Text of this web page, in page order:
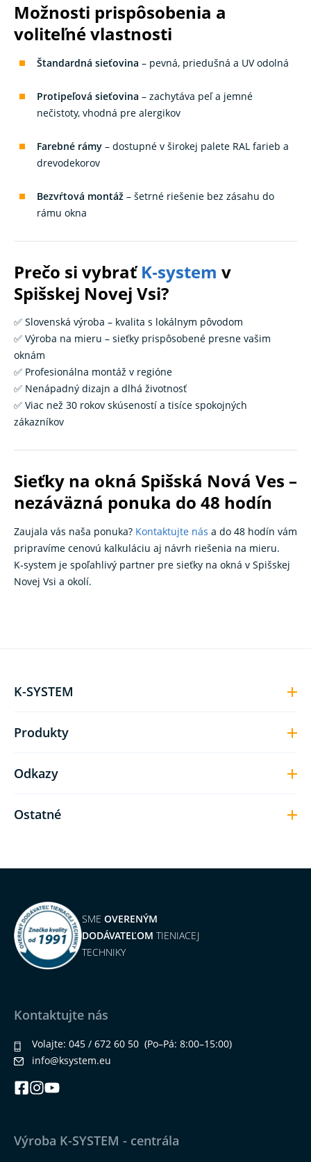
Možnosti prispôsobenia a
voliteľné vlastnosti
Štandardná sieťovina – pevná, priedušná a UV odolná
Protipeľová sieťovina – zachytáva peľ a jemné
nečistoty, vhodná pre alergikov
Farebné rámy – dostupné v širokej palete RAL farieb a
drevodekorov
Bezvŕtová montáž – šetrné riešenie bez zásahu do
rámu okna
Prečo si vybraťK‑system v
Spišskej Novej Vsi?
✅ Slovenská výroba – kvalita s lokálnym pôvodom
✅ Výroba na mieru – sieťky prispôsobené presne vašim
oknám
✅ Profesionálna montáž v regióne
✅ Nenápadný dizajn a dlhá životnosť
✅ Viac než 30 rokov skúseností a tisíce spokojných
zákazníkov
Sieťky na okná Spišská Nová Ves –
nezáväzná ponuka do 48 hodín
Zaujala vás naša ponuka? Kontaktujte nás a do 48 hodín vám
pripravíme cenovú kalkuláciu aj návrh riešenia na mieru.
K‑system je spoľahlivý partner pre sieťky na okná v Spišskej
Novej Vsi a okolí.
K-SYSTEM
Produkty
Odkazy
Ostatné
SME OVERENÝM
DODÁVATEĽOM TIENIACEJ
TECHNIKY
Kontaktujte nás
Volajte: 045 / 672 60 50 (Po–Pá: 8:00–15:00)
info@ksystem.eu
Výroba K-SYSTEM - centrála